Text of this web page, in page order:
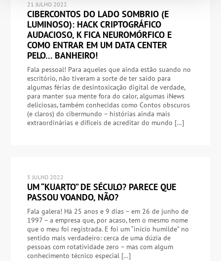
21 JULHO 2022
CIBERCONTOS DO LADO SOMBRIO (E
LUMINOSO): HACK CRIPTOGRÁFICO
AUDACIOSO, K FICA NEUROMÓRFICO E
COMO ENTRAR EM UM DATA CENTER
PELO… BANHEIRO!
Fala pessoal! Para aqueles que ainda estão suando no
escritório, não tiveram a sorte de ter saído para
algumas férias de desintoxicação digital de verdade,
para manter sua mente fora do calor, algumas iNews
deliciosas, também conhecidas como Contos obscuros
(e claros) do cibermundo – histórias ainda mais
extraordinárias e difíceis de acreditar do mundo […]
5 JULHO 2022
UM “KUARTO” DE SÉCULO? PARECE QUE
PASSOU VOANDO, NÃO?
Fala galera! Há 25 anos e 9 dias – em 26 de junho de
1997 – a empresa que, por acaso, tem o mesmo nome
que o meu foi registrada. E foi um “início humilde” no
sentido mais verdadeiro: cerca de uma dúzia de
pessoas com rotatividade zero – mas com algum
conhecimento técnico especial […]